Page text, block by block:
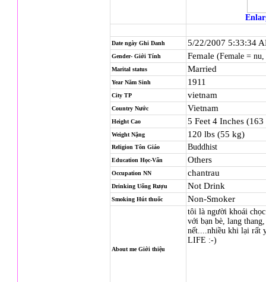
Date ngày Ghi Danh 5/22/2007 5:33:34
Gender- Giới Tính Female (Female =
Marital status Married
Year Năm Sinh 1911
City TP vietnam
Country Nước Vietnam
Height Cao 5 Feet 4 Inches (163
Weight Nặng 120 lbs (55 kg)
Religion Tôn Giáo Buddhist
Education Học-Vấn Others
Occupation NN chantrau
Drinking Uống Rượu Not Drink
Smoking Hút thuốc Non-Smoker
About me Giới thiệu
tôi là người khoái
với bạn bè, lang
nết....nhiều khi lại rất
LIFE :-)